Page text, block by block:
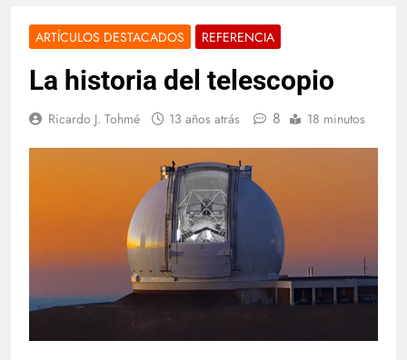
ARTÍCULOS DESTACADOS REFERENCIA
La historia del telescopio
Ricardo J. Tohmé 13 años atrás 8 18 minutos